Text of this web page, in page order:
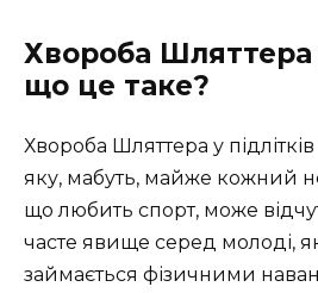
Хвороба Шляттера
що це таке?
Хвороба Шляттера у
яку, мабуть, майже кожний
що любить спорт, може
часте явище серед молоді,
займається фізичними